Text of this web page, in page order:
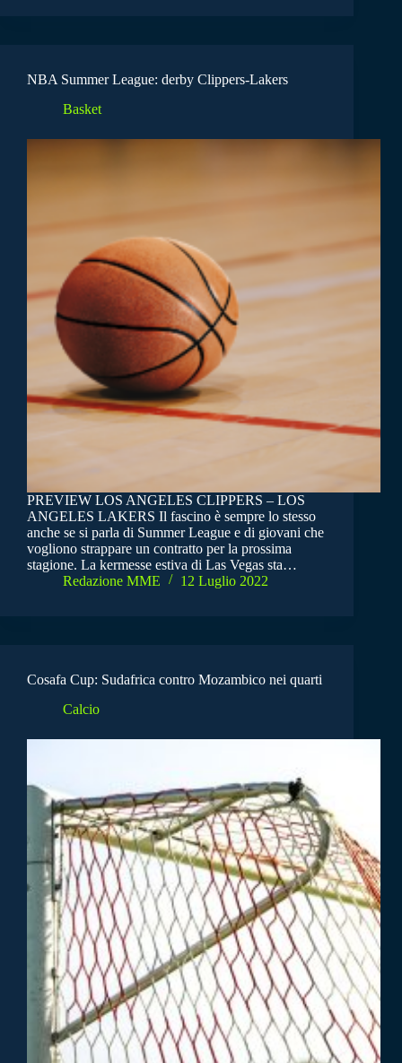
NBA Summer League: derby Clippers-Lakers
Basket
PREVIEW LOS ANGELES CLIPPERS – LOS
ANGELES LAKERS Il fascino è sempre lo stesso
anche se si parla di Summer League e di giovani che
vogliono strappare un contratto per la prossima
stagione. La kermesse estiva di Las Vegas sta…
Redazione MME
12 Luglio 2022
Cosafa Cup: Sudafrica contro Mozambico nei quarti
Calcio